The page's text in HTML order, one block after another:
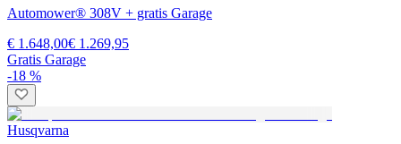
Automower® 308V + gratis Garage
€ 1.648,00€ 1.269,95
Gratis Garage
-18 %
Husqvarna